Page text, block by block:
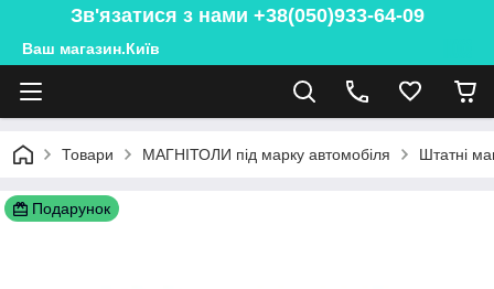
Зв'язатися з нами +38(050)933-64-09
Ваш магазин.Київ
Товари МАГНІТОЛИ під марку автомобіля Штатні
Подарунок